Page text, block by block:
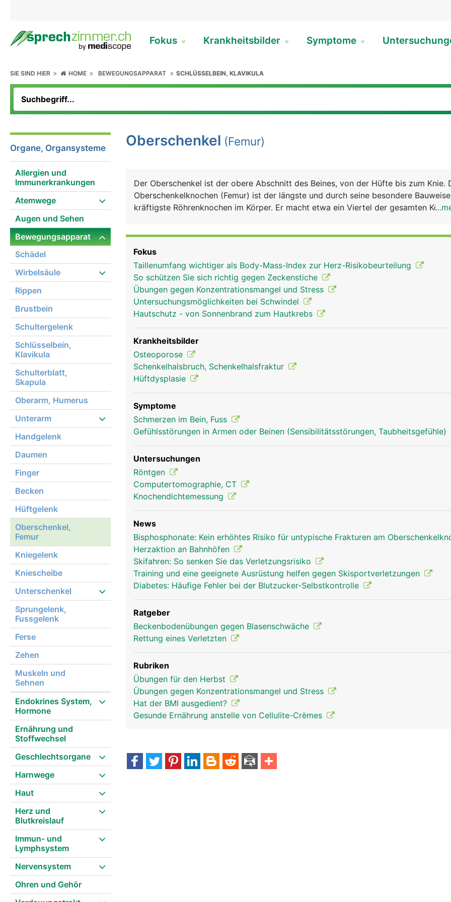
Fokus Krankheitsbilder Symptome
SIE SIND HIER HOME BEWEGUNGSAPPARAT SCHLÜSSELBEIN, KLAVIKULA
Organe, Organsysteme
Allergien und
Immunerkrankungen
Atemwege
Augen und Sehen
Bewegungsapparat
Schädel
Wirbelsäule
Rippen
Brustbein
Schultergelenk
Schlüsselbein,
Klavikula
Schulterblatt,
Skapula
Oberarm, Humerus
Unterarm
Handgelenk
Daumen
Finger
Becken
Hüftgelenk
Oberschenkel,
Femur
Kniegelenk
Kniescheibe
Unterschenkel
Sprungelenk,
Fussgelenk
Ferse
Zehen
Muskeln und
Sehnen
Endokrines System,
Hormone
Ernährung und
Stoffwechsel
Geschlechtsorgane
Harnwege
Haut
Herz und
Blutkreislauf
Immun- und
Lymphsystem
Nervensystem
Ohren und Gehör
Oberschenkel (Femur)
Der Oberschenkel ist der obere Abschnitt des Beines, von der Hüfte bis zum Knie.
Oberschenkelknochen (Femur) ist der längste und durch seine besondere
kräftigste Röhrenknochen im Körper. Er macht etwa ein Viertel der gesamten
Der Hüftkopf bildet mit der Hüftpfanne des Beckens das Hüftgelenk. Der
Oberschenkelknochen dient ausserdem als Befestigungsanker für Bänder und
Fokus
Taillenumfang wichtiger als Body-Mass-Index zur Herz-Risikobeurteilung
So schützen Sie sich richtig gegen Zeckenstiche
Übungen gegen Konzentrationsmangel und Stress
Untersuchungsmöglichkeiten bei Schwindel
Hautschutz - von Sonnenbrand zum Hautkrebs
Krankheitsbilder
Osteoporose
Schenkelhalsbruch, Schenkelhalsfraktur
Hüftdysplasie
Symptome
Schmerzen im Bein, Fuss
Gefühlsstörungen in Armen oder Beinen (Sensibilitätsstörungen, Taubheitsgefühle)
Untersuchungen
Röntgen
Computertomographie, CT
Knochendichtemessung
News
Bisphosphonate: Kein erhöhtes Risiko für untypische Frakturen am
Herzaktion an Bahnhöfen
Skifahren: So senken Sie das Verletzungsrisiko
Training und eine geeignete Ausrüstung helfen gegen Skisportverletzungen
Diabetes: Häufige Fehler bei der Blutzucker-Selbstkontrolle
Ratgeber
Beckenbodenübungen gegen Blasenschwäche
Rettung eines Verletzten
Rubriken
Übungen für den Herbst
Übungen gegen Konzentrationsmangel und Stress
Hat der BMI ausgedient?
Gesunde Ernährung anstelle von Cellulite-Crèmes